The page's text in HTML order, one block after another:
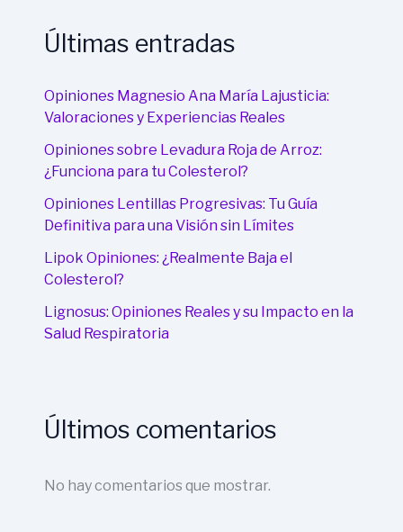
Últimas entradas
Opiniones Magnesio Ana María Lajusticia:
Valoraciones y Experiencias Reales
Opiniones sobre Levadura Roja de Arroz:
¿Funciona para tu Colesterol?
Opiniones Lentillas Progresivas: Tu Guía
Definitiva para una Visión sin Límites
Lipok Opiniones: ¿Realmente Baja el
Colesterol?
Lignosus: Opiniones Reales y su Impacto en la
Salud Respiratoria
Últimos comentarios
No hay comentarios que mostrar.